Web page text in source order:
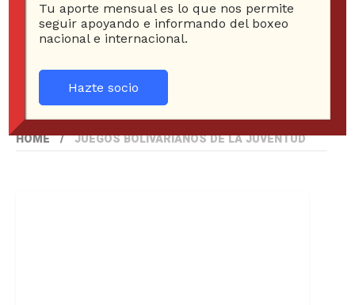
3
HOME JUEGOS BOLIVARIANOS DE LA JUVENTUD
Tu aporte mensual es lo que nos permite
seguir apoyando e informando del boxeo
nacional e internacional.
Hazte socio